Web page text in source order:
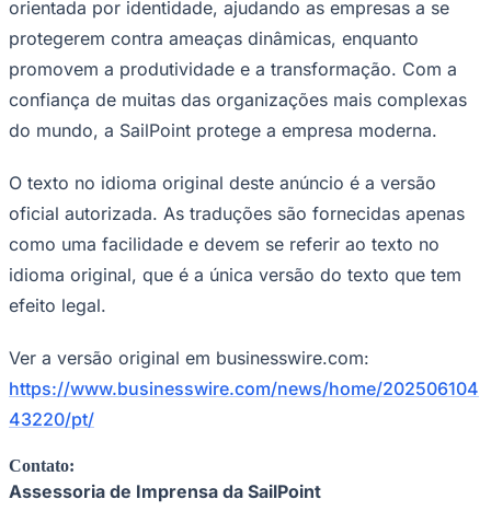
Corinthians
orientada por identidade, ajudando as empresas a se
protegerem contra ameaças dinâmicas, enquanto
promovem a produtividade e a transformação. Com a
confiança de muitas das organizações mais complexas
do mundo, a SailPoint protege a empresa moderna.
O texto no idioma original deste anúncio é a versão
oficial autorizada. As traduções são fornecidas apenas
como uma facilidade e devem se referir ao texto no
idioma original, que é a única versão do texto que tem
efeito legal.
Ver a versão original em businesswire.com:
https://www.businesswire.com/news/home/202506104
43220/pt/
Contato:
Assessoria de Imprensa da SailPoint